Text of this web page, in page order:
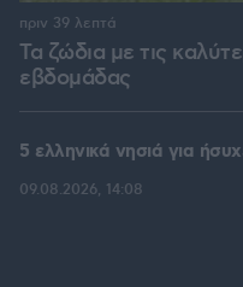
Τα ζώδια με τις
εβδομάδας
πριν 39 λεπτά
5 ελληνικά νησιά για
09.08.2026, 14:08